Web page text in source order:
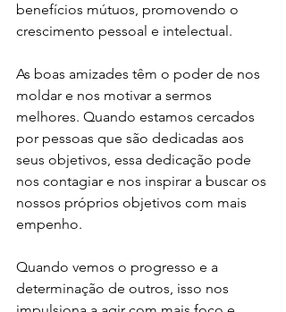
benefícios mútuos, promovendo o
crescimento pessoal e intelectual.
As boas amizades têm o poder de nos
moldar e nos motivar a sermos
melhores. Quando estamos cercados
por pessoas que são dedicadas aos
seus objetivos, essa dedicação pode
nos contagiar e nos inspirar a buscar os
nossos próprios objetivos com mais
empenho.
Quando vemos o progresso e a
determinação de outros, isso nos